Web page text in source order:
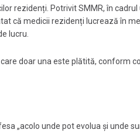
rezidenți. Potrivit SMMR, în
că medicii rezidenți lucrează în
lucru.
doar una este plătită, conform
„acolo unde pot evolua și unde